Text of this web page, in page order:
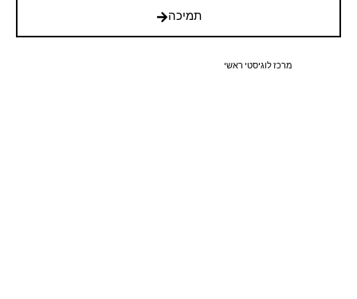
תמיכה
מרכז לוגיסטי ראשי